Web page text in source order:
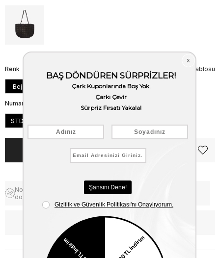
Beden Tablosu
Renk
Bej
Numara
STD
Notify me when the price goes
down
WhatsApp’tan Bilgi Al